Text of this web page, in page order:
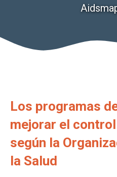
Los programas
mejorar el
según la
la Salud